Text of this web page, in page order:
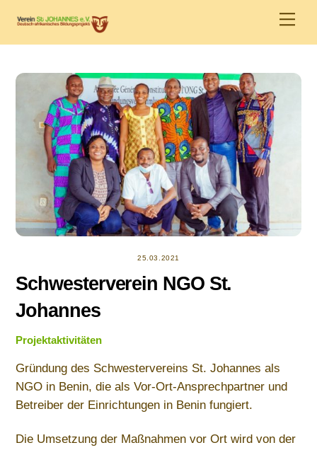
content
25.03.2021
Schwesterverein NGO St.
Johannes
Projektaktivitäten
Gründung des Schwestervereins St. Johannes als
NGO in Benin, die als Vor-Ort-Ansprechpartner und
Betreiber der Einrichtungen in Benin fungiert.
Die Umsetzung der Maßnahmen vor Ort wird von der